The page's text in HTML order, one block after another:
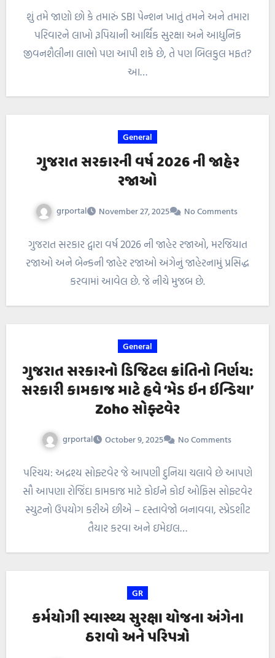
શું તમે જાણો છો કે તમારું SBI પેન્શન ખાતું તમને અને તમારા
પરિવારને લાખો રૂપિયાની આર્થિક સુરક્ષા અને આધુનિક
જીવનશૈલીના લાભો પણ આપી શકે છે, તે પણ બિલકુલ મફત?
આ…
General
ગુજરાત સરકારની વર્ષ 2026 ની જાહેર
રજાઓ
grportal November 27, 2025 No Comments
ગુજરાત સરકાર દ્વારા વર્ષ 2026 ની જાહેર રજાઓ, મરજિયાત
રજાઓ અને બેન્કની જાહેર રજાઓ અંગેનું જાહેરનામું પ્રસિદ્ધ
કરવામાં આવેલ છે. જે નીચે મુજબ છે.
General
ગુજરાત સરકારનો ડિજિટલ ક્રાંતિનો નિર્ણય:
સરકારી કામકાજ માટે હવે ‘મેડ ઇન ઇન્ડિયા’
Zoho સોફ્ટવેર
grportal October 9, 2025 No Comments
પરિચય: અદ્રશ્ય સોફ્ટવેર જે આપણી દુનિયા ચલાવે છે આપણે
સૌ આપણા રોજિંદા કામકાજ માટે કોઈને કોઈ ઓફિસ સોફ્ટવેર
સ્યુટનો ઉપયોગ કરીએ છીએ – દસ્તાવેજો બનાવવા, સ્પ્રેડશીટ
તૈયાર કરવા અને ઇમેઇલ…
GR
કર્મયોગી સ્વાસ્થ્ય સુરક્ષા યોજના અંગેના
ઠરાવો અને પરિપત્રો